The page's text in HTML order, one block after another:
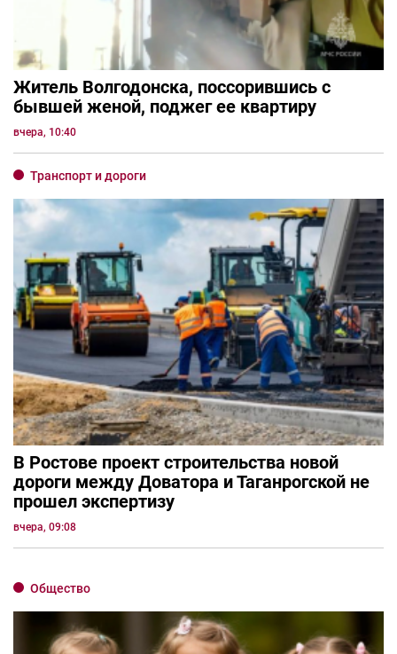
Житель Волгодонска, поссорившись с
бывшей женой, поджег ее квартиру
вчера, 10:40
Транспорт и дороги
В Ростове проект строительства новой
дороги между Доватора и Таганрогской не
прошел экспертизу
вчера, 09:08
Общество